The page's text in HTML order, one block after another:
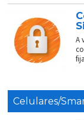
A
Celulares/